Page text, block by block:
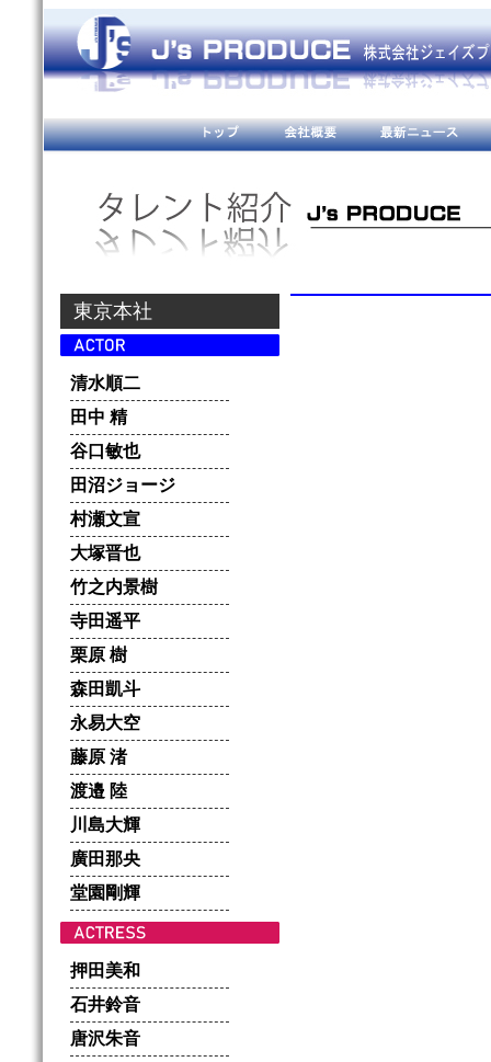
東京本社
清水順二
田中 精
谷口敏也
田沼ジョージ
村瀬文宣
大塚晋也
竹之内景樹
寺田遥平
栗原 樹
森田凱斗
永易大空
藤原 渚
渡邉 陸
川島大輝
廣田那央
堂園剛輝
押田美和
石井鈴音
唐沢朱音